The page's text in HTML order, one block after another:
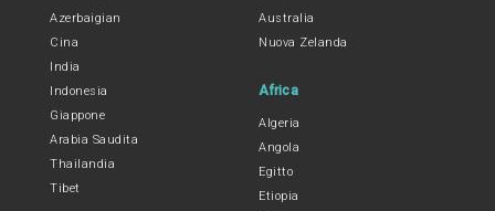
Azerbaigian
Cina
India
Indonesia
Giappone
Arabia Saudita
Thailandia
Tibet
Australia
Nuova Zelanda
Africa
Algeria
Angola
Egitto
Etiopia